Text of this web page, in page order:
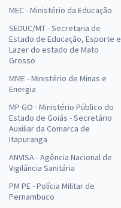
MEC - Ministério da Educação
SEDUC/MT - Secretaria de
Estado de Educação, Esporte e
Lazer do estado de Mato
Grosso
MME - Ministério de Minas e
Energia
MP GO - Ministério Público do
Estado de Goiás - Secretário
Auxiliar da Comarca de
Itapuranga
ANVISA - Agência Nacional de
Vigilância Sanitária
PM PE - Polícia Militar de
Pernambuco